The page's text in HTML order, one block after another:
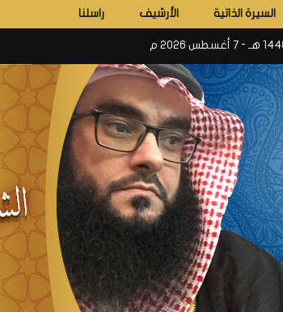
السيرة الذاتية الأرشيف راسلنا